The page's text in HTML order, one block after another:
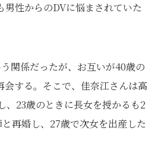
男性からのDVに悩まされていた
関係だったが、お互いが40歳の
会する。そこで、佳奈江さんは高
、23歳のときに長女を授かるも2
再婚し、27歳で次女を出産した